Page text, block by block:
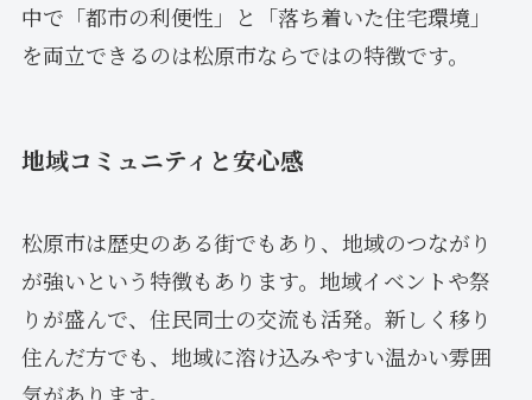
中で「都市の利便性」と「落ち着いた住宅環境」
を両立できるのは松原市ならではの特徴です。
地域コミュニティと安心感
松原市は歴史のある街でもあり、地域のつながり
が強いという特徴もあります。地域イベントや祭
りが盛んで、住民同士の交流も活発。新しく移り
住んだ方でも、地域に溶け込みやすい温かい雰囲
気があります。